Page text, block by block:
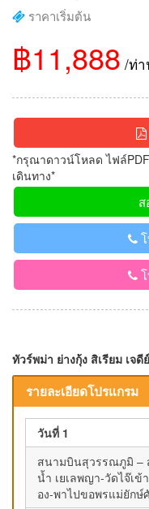
ราคาเริ่มต้น
฿11,888 /ท่
*กรุณาดาวน์โหลด ไฟล์
เดินทาง*
ส
ทัวร์พม่า ย่างกุ้ง สิเรียม เจ
รายละเอียดโปรแกรม
วันที่ 1
สนามบินสุวรรณภูมิ –
น้ำ เยเลพญา-วัดไจ๊เข้
อง-พาไปขอพรแม่ยักษ์